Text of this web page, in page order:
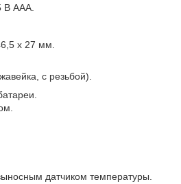
В ААА.
х 27 мм.
с резьбой).
датчиком температуры.